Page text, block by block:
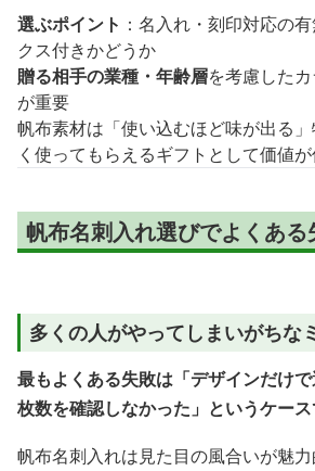
選ぶポイント ：名入れ・刻印対応の
クス付きかどうか
贈る相手の業種・年齢層を考慮した
が重要
帆布素材は「使い込むほど味が出る
く使ってもらえるギフトとして価値
帆布名刺入れ選びでよくある
多くの人がやってしまいがちな
最もよくある失敗は「デザインだけ
枚数を確認しなかった」というケース
帆布名刺入れは見た目の風合いが魅